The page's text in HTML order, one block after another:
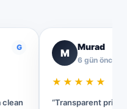
G
clean
M
Murad
6 gün önce
★★★★★
“Transparent